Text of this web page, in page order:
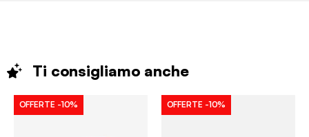
Ti consigliamo anche
OFFERTE -10% OFFERTE -10%